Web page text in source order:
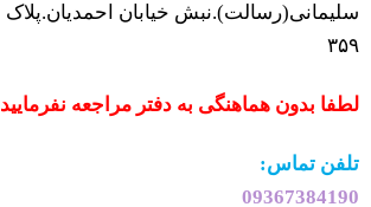
سلیمانی(رسالت).نبش خیابان احمدیان.پلاک
۳۵۹
لطفا بدون هماهنگی به دفتر مراجعه نفرمایید
تلفن تماس:
09367384190